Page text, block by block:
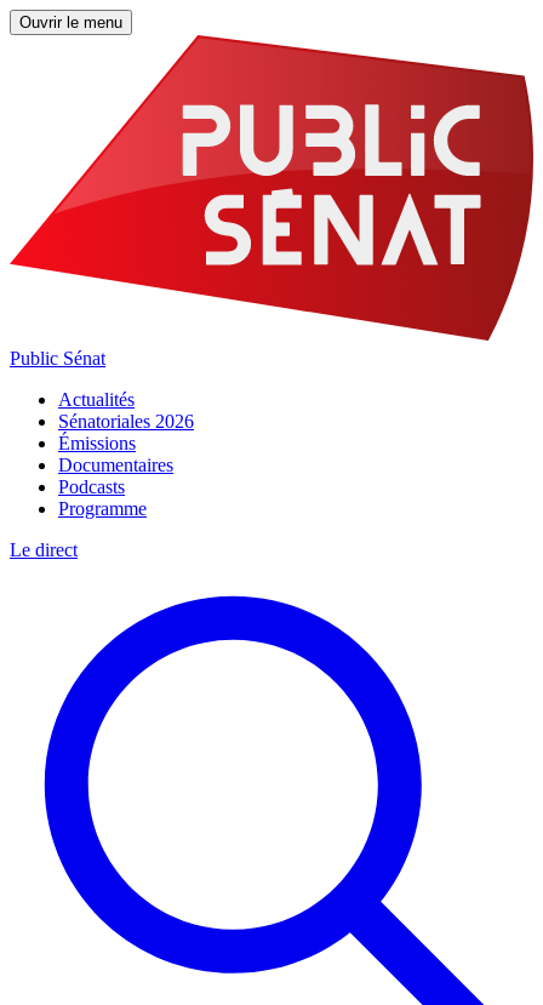
Ouvrir le menu
Public Sénat
Actualités
Sénatoriales 2026
Émissions
Documentaires
Podcasts
Programme
Le direct